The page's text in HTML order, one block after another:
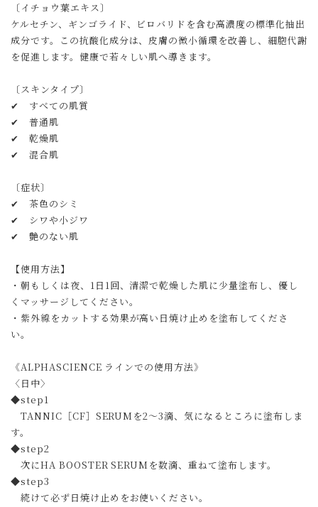
〔イチョウ葉エキス〕
ケルセチン、ギンゴライド、ビロバリドを含む高濃度の標準化抽出
成分です。この抗酸化成分は、皮膚の微小循環を改善し、細胞代謝
を促進します。健康で若々しい肌へ導きます。
〔スキンタイプ〕
✔ すべての肌質
✔ 普通肌
✔ 乾燥肌
✔ 混合肌
〔症状〕
✔ 茶色のシミ
✔ シワや小ジワ
✔ 艶のない肌
【使用方法】
・朝もしくは夜、1日1回、清潔で乾燥した肌に少量塗布し、優し
くマッサージしてください。
・紫外線をカットする効果が高い日焼け止めを塗布してくださ
い。
《ALPHASCIENCE ラインでの使用方法》
〈日中〉
◆step1
TANNIC［CF］SERUMを2～3滴、気になるところに塗布しま
す。
◆step2
次にHA BOOSTER SERUMを数滴、重ねて塗布します。
◆step3
続けて必ず日焼け止めをお使いください。